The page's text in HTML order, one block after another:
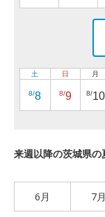
土
8/8
日
8/9
月
8/10
来週以降の茨城県の
6月 7月